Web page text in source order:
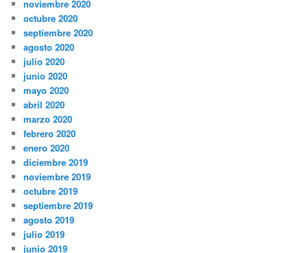
noviembre 2020
octubre 2020
septiembre 2020
agosto 2020
julio 2020
junio 2020
mayo 2020
abril 2020
marzo 2020
febrero 2020
enero 2020
diciembre 2019
noviembre 2019
octubre 2019
septiembre 2019
agosto 2019
julio 2019
junio 2019